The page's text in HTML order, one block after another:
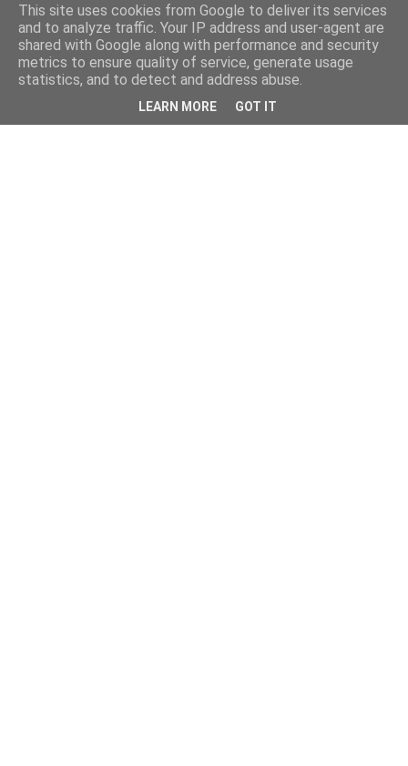
This site uses cookies from Google to deliver its services
and to analyze traffic. Your IP address and user-agent are
shared with Google along with performance and security
metrics to ensure quality of service, generate usage
statistics, and to detect and address abuse.
LEARN MORE GOT IT